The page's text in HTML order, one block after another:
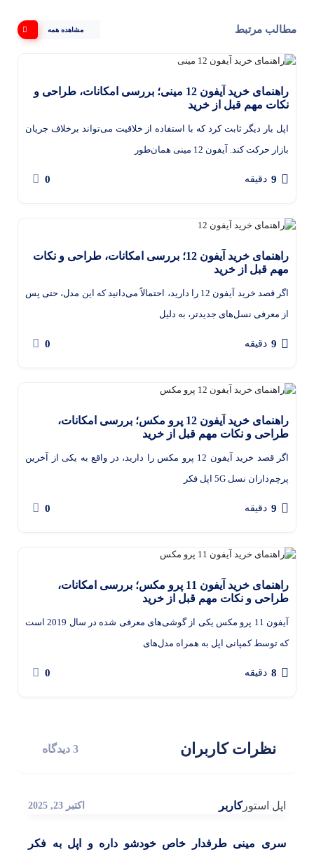
مطالب مرتبط مشاهده همه
راهنمای خرید آیفون 12 مینی؛ بررسی امکانات، طراحی و
نکات مهم قبل از خرید
اپل بار دیگر ثابت کرد که با استفاده از خلاقیت می‌تواند برخلاف جریان
بازار حرکت کند. آیفون 12 مینی همان‌طور
9 دقیقه 0
راهنمای خرید آیفون 12؛ بررسی امکانات، طراحی و نکات
مهم قبل از خرید
اگر قصد خرید آیفون 12 را دارید، احتمالاً می‌دانید که این مدل، حتی پس
از معرفی نسل‌های جدیدتر، به ‌دلیل
9 دقیقه 0
راهنمای خرید آیفون 12 پرو مکس؛ بررسی امکانات،
طراحی و نکات مهم قبل از خرید
اگر قصد خرید آیفون 12 پرو مکس را دارید، در واقع به یکی از آخرین
پرچم‌داران نسل 5G اپل فکر
9 دقیقه 0
راهنمای خرید آیفون 11 پرو مکس؛ بررسی امکانات،
طراحی و نکات مهم قبل از خرید
آیفون 11 پرو مکس یکی از گوشی‌های معرفی شده در سال 2019 است
که توسط کمپانی اپل به همراه مدل‌های
8 دقیقه 0
نظرات کاربران 3 دیدگاه
اپل استورکاربر اکتبر 23, 2025
سری مینی طرفدار خاص خودشو داره و اپل به فکر